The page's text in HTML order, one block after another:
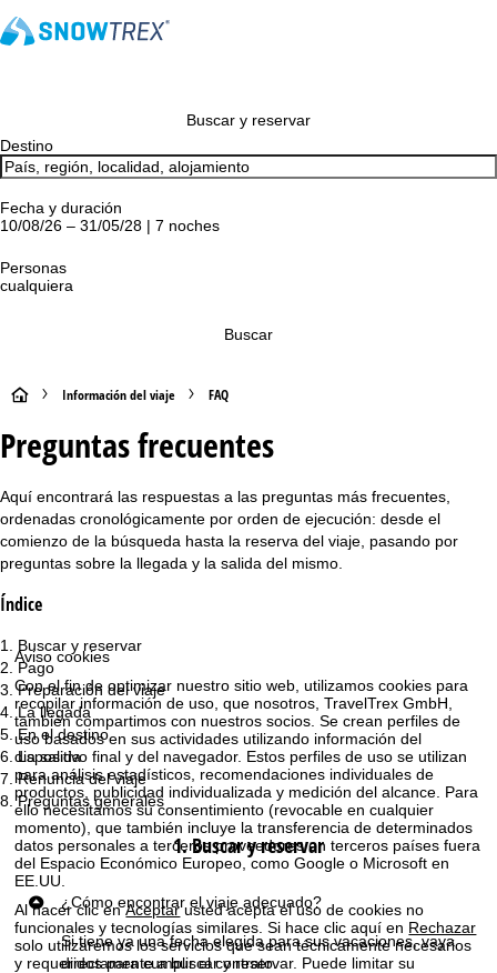
Aviso cookies
Con el fin de optimizar nuestro sitio web, utilizamos cookies para
recopilar información de uso, que nosotros, TravelTrex GmbH,
también compartimos con nuestros socios. Se crean perfiles de
uso basados en sus actividades utilizando información del
dispositivo final y del navegador. Estos perfiles de uso se utilizan
para análisis estadísticos, recomendaciones individuales de
productos, publicidad individualizada y medición del alcance. Para
ello necesitamos su consentimiento (revocable en cualquier
momento), que también incluye la transferencia de determinados
datos personales a terceros proveedores en terceros países fuera
del Espacio Económico Europeo, como Google o Microsoft en
EE.UU.
Al hacer clic enAceptarusted acepta el uso de cookies no
funcionales y tecnologías similares. Si hace clic aquí en Rechazar
solo utilizaremos los servicios que sean técnicamente necesarios
y requeridos para cumplir el contrato.
Buscar y reservar
Destino
Fecha y duración
10/08/26 – 31/05/28 | 7 noches
Personas
cualquiera
Buscar
P
á
i
n
p
r
i
n
c
i
p
Información del viaje FAQ
Preguntas frecuentes
Aquí encontrará las respuestas a las preguntas más frecuentes,
ordenadas cronológicamente por orden de ejecución: desde el
comienzo de la búsqueda hasta la reserva del viaje, pasando por
preguntas sobre la llegada y la salida del mismo.
Índice
Buscar y reservar
Pago
Preparación del viaje
La llegada
En el destino
La salida
Renuncia del viaje
Preguntas generales
1. Buscar y reservar
¿Cómo encontrar el viaje adecuado?
Si tiene ya una fecha elegida para sus vacaciones, vaya
directamente abuscar y reservar. Puede limitar su